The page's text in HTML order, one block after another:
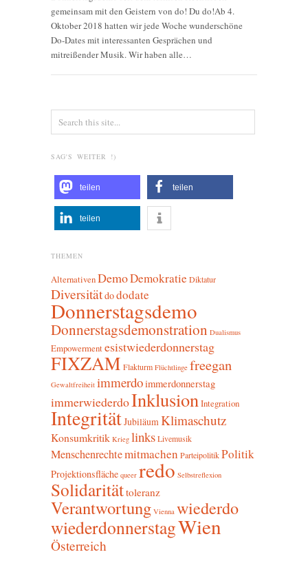
gemeinsam mit den Geistern von do! Du do!Ab 4.
Oktober 2018 hatten wir jede Woche wunderschöne
Do-Dates mit interessanten Gesprächen und
mitreißender Musik. Wir haben alle…
SAG'S WEITER !)
teilen teilen
teilen
THEMEN
AlternativenDemoDemokratie Diktatur
Diversitätdododate
Donnerstagsdemo
Donnerstagsdemonstration Dualismus
Empowermentesistwiederdonnerstag
FIXZAM Flakturm Flüchtlinge freegan
Gewaltfreiheit immerdoimmerdonnerstag
immerwiederdoInklusionIntegration
IntegritätJubiläumKlimaschutz
Konsumkritik Krieg linksLivemusik
Menschenrechtemitmachen ParteipolitikPolitik
Projektionsfläche queer redo Selbstreflexion
Solidaritättoleranz
Verantwortung Vienna wiederdo
wiederdonnerstagWien
Österreich